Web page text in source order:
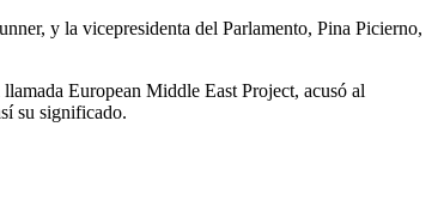
y la vicepresidenta del Parlamento, Pina Picierno,
European Middle East Project, acusó al
su significado.